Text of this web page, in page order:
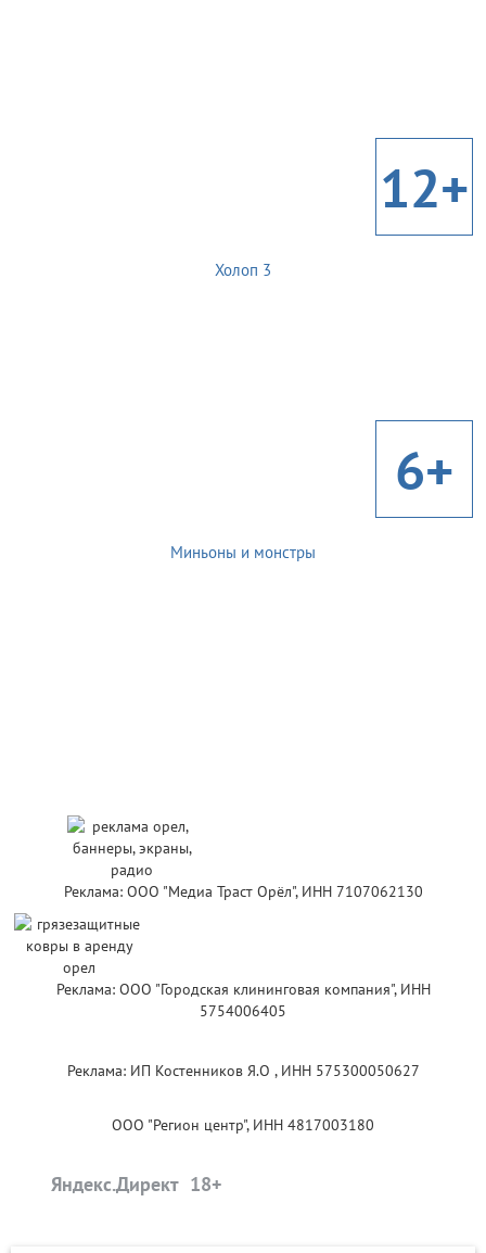
12+
Холоп 3
6+
Миньоны и монстры
Реклама: ООО "Медиа Траст Орёл", ИНН 7107062130
Реклама: ООО "Городская клининговая компания", ИНН
5754006405
Реклама: ИП Костенников Я.О , ИНН 575300050627
ООО "Регион центр", ИНН 4817003180
Яндекс.Директ